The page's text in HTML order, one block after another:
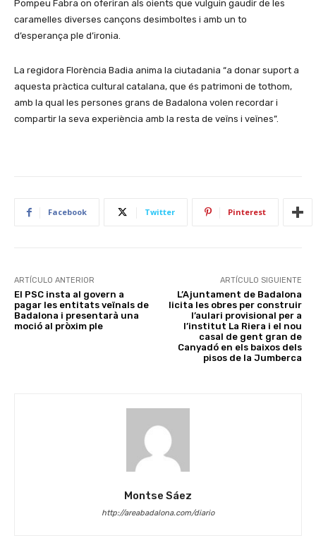
Pompeu Fabra on oferiran als oients que vulguin gaudir de les
caramelles diverses cançons desimboltes i amb un to
d’esperança ple d’ironia.
La regidora Florència Badia anima la ciutadania “a donar suport a
aquesta pràctica cultural catalana, que és patrimoni de tothom,
amb la qual les persones grans de Badalona volen recordar i
compartir la seva experiència amb la resta de veïns i veïnes”.
Facebook Twitter Pinterest
ARTÍCULO ANTERIOR
El PSC insta al govern a
pagar les entitats veïnals de
Badalona i presentarà una
moció al pròxim ple
ARTÍCULO SIGUIENTE
L’Ajuntament de Badalona
licita les obres per construir
l’aulari provisional per a
l’institut La Riera i el nou
casal de gent gran de
Canyadó en els baixos dels
pisos de la Jumberca
Montse Sáez
http://areabadalona.com/diario